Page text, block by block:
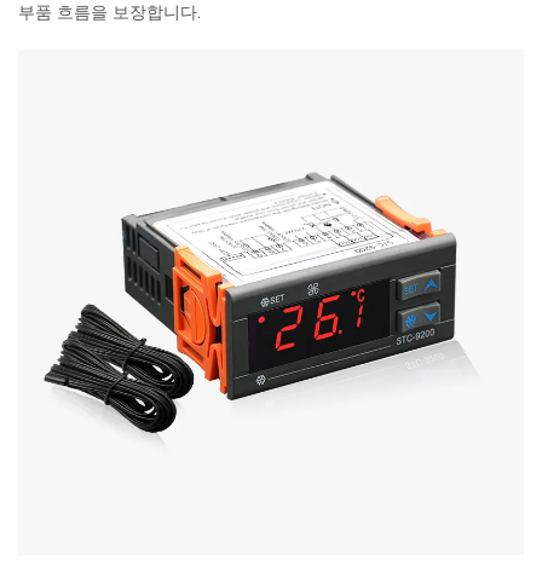
부품 흐름을 보장합니다.